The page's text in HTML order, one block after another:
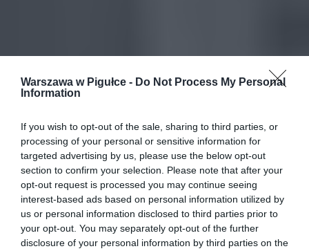
Warszawa w Pigułce - Do Not Process My Personal
Information
If you wish to opt-out of the sale, sharing to third parties, or
processing of your personal or sensitive information for
targeted advertising by us, please use the below opt-out
section to confirm your selection. Please note that after your
opt-out request is processed you may continue seeing
interest-based ads based on personal information utilized by
us or personal information disclosed to third parties prior to
your opt-out. You may separately opt-out of the further
disclosure of your personal information by third parties on the